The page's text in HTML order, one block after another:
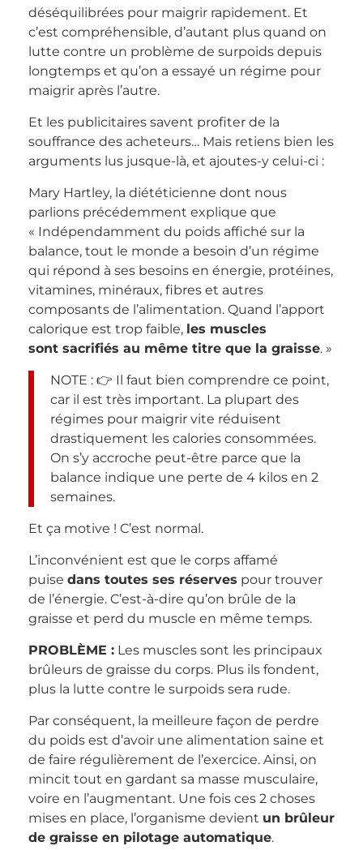
déséquilibrées pour maigrir rapidement. Et
c’est compréhensible, d’autant plus quand on
lutte contre un problème de surpoids depuis
longtemps et qu’on a essayé un régime pour
maigrir après l’autre.
Et les publicitaires savent profiter de la
souffrance des acheteurs… Mais retiens bien les
arguments lus jusque-là, et ajoutes-y celui-ci :
Mary Hartley, la diététicienne dont nous
parlions précédemment explique que
« Indépendamment du poids affiché sur la
balance, tout le monde a besoin d’un régime
qui répond à ses besoins en énergie, protéines,
vitamines, minéraux, fibres et autres
composants de l’alimentation. Quand l’apport
calorique est trop faible, les muscles
sont sacrifiés au même titre que la graisse. »
NOTE : 👉 Il faut bien comprendre ce point,
car il est très important. La plupart des
régimes pour maigrir vite réduisent
drastiquement les calories consommées.
On s’y accroche peut-être parce que la
balance indique une perte de 4 kilos en 2
semaines.
Et ça motive ! C’est normal.
L’inconvénient est que le corps affamé
puise dans toutes ses réserves pour trouver
de l’énergie. C’est-à-dire qu’on brûle de la
graisse et perd du muscle en même temps.
PROBLÈME : Les muscles sont les principaux
brûleurs de graisse du corps. Plus ils fondent,
plus la lutte contre le surpoids sera rude.
Par conséquent, la meilleure façon de perdre
du poids est d’avoir une alimentation saine et
de faire régulièrement de l’exercice. Ainsi, on
mincit tout en gardant sa masse musculaire,
voire en l’augmentant. Une fois ces 2 choses
mises en place, l’organisme devient un brûleur
de graisse en pilotage automatique.